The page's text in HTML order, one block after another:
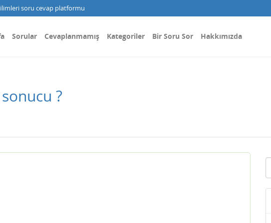
soru cevap platformu
Sorular Cevaplanmamış Kategoriler Bir Soru Sor Hakkımızda
?